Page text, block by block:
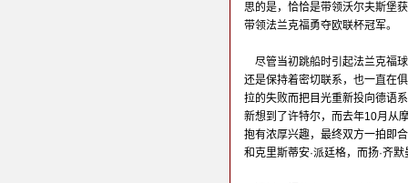
思的是，恰恰是带领沃尔夫斯堡
带领法兰克福勇夺欧联杯冠军。
尽管当初跳船时引起法兰克福
还是保持着密切联系，也一直在
拉的失败而把目光重新投向德语
新想到了许特尔，而去年10月从
抱有浓厚兴趣，最终双方一拍即
和克里斯蒂安·派廷格，而扬·齐